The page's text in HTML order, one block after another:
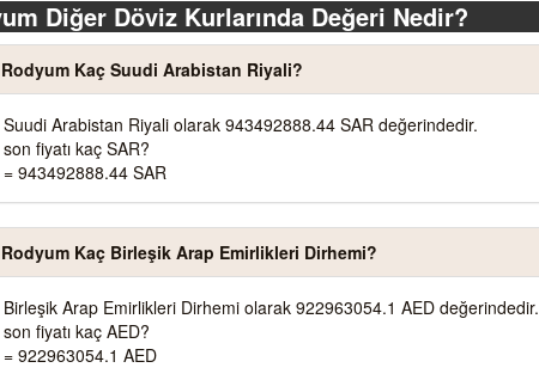
Diğer Döviz Kurlarında Değeri Nedir?
Kaç Suudi Arabistan Riyali?
Arabistan Riyali olarak 943492888.44 SAR değerindedir.
fiyatı kaç SAR?
943492888.44 SAR
Kaç Birleşik Arap Emirlikleri Dirhemi?
Arap Emirlikleri Dirhemi olarak 922963054.1 AED değerindedir.
fiyatı kaç AED?
922963054.1 AED